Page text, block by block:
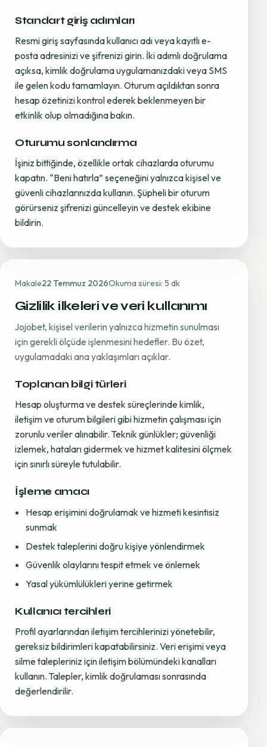
Standart giriş adımları
Resmi giriş sayfasında kullanıcı adı veya kayıtlı e-
posta adresinizi ve şifrenizi girin. İki adımlı doğrulama
açıksa, kimlik doğrulama uygulamanızdaki veya SMS
ile gelen kodu tamamlayın. Oturum açıldıktan sonra
hesap özetinizi kontrol ederek beklenmeyen bir
etkinlik olup olmadığına bakın.
Oturumu sonlandırma
İşiniz bittiğinde, özellikle ortak cihazlarda oturumu
kapatın. “Beni hatırla” seçeneğini yalnızca kişisel ve
güvenli cihazlarınızda kullanın. Şüpheli bir oturum
görürseniz şifrenizi güncelleyin ve destek ekibine
bildirin.
Makale22 Temmuz 2026Okuma süresi: 5 dk
Gizlilik ilkeleri ve veri kullanımı
Jojobet, kişisel verilerin yalnızca hizmetin sunulması
için gerekli ölçüde işlenmesini hedefler. Bu özet,
uygulamadaki ana yaklaşımları açıklar.
Toplanan bilgi türleri
Hesap oluşturma ve destek süreçlerinde kimlik,
iletişim ve oturum bilgileri gibi hizmetin çalışması için
zorunlu veriler alınabilir. Teknik günlükler; güvenliği
izlemek, hataları gidermek ve hizmet kalitesini ölçmek
için sınırlı süreyle tutulabilir.
İşleme amacı
Hesap erişimini doğrulamak ve hizmeti kesintisiz
sunmak
Destek taleplerini doğru kişiye yönlendirmek
Güvenlik olaylarını tespit etmek ve önlemek
Yasal yükümlülükleri yerine getirmek
Kullanıcı tercihleri
Profil ayarlarından iletişim tercihlerinizi yönetebilir,
gereksiz bildirimleri kapatabilirsiniz. Veri erişimi veya
silme talepleriniz için iletişim bölümündeki kanalları
kullanın. Talepler, kimlik doğrulaması sonrasında
değerlendirilir.